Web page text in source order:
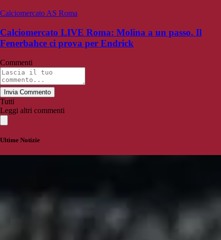
Calciomercato AS Roma
Calciomercato LIVE Roma: Molina a un passo. Il
Fenerbahce ci prova per Endrick
Commenti
Invia Commento
Tutti
Leggi altri commenti
Ultime Notizie